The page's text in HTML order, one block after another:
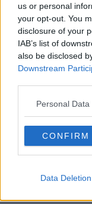
us or personal
your opt-out. You
disclosure of your
IAB’s list of
also be disclosed
Downstream
Personal
CONFIRM
Data Deletion
die wir vom
Gold Race
gelernt haben